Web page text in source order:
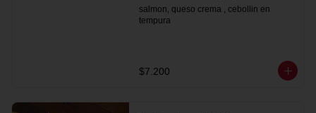
salmon, queso crema , cebollin en
tempura
$7.200